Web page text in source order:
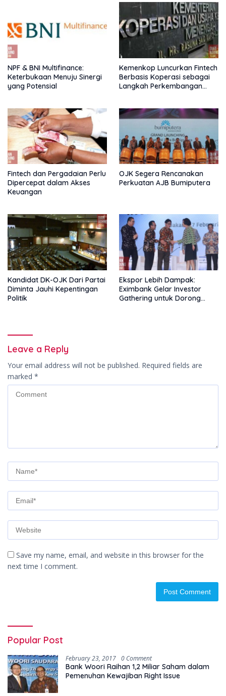
NPF & BNI Multifinance:
Keterbukaan Menuju Sinergi
yang Potensial
Kemenkop Luncurkan Fintech
Berbasis Koperasi sebagai
Langkah Perkembangan
Fintech dan Pergadaian Perlu
Dipercepat dalam Akses
Keuangan
OJK Segera Rencanakan
Perkuatan AJB Bumiputera
Kandidat DK-OJK Dari Partai
Diminta Jauhi Kepentingan
Politik
Ekspor Lebih Dampak:
Eximbank Gelar Investor
Gathering untuk Dorong
Leave a Reply
Your email address will not be published. Required fields are
marked *
Save my name, email, and website in this browser for the
next time I comment.
Popular Post
February 23, 2017 0 Comment
Bank Woori Raihan 1,2 Miliar Saham dalam
Pemenuhan Kewajiban Right Issue